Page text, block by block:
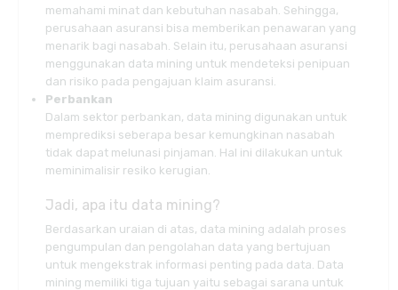
memahami minat dan kebutuhan nasabah. Sehingga,
perusahaan asuransi bisa memberikan penawaran yang
menarik bagi nasabah. Selain itu, perusahaan asuransi
menggunakan data mining untuk mendeteksi penipuan
dan risiko pada pengajuan klaim asuransi.
Perbankan
Dalam sektor perbankan, data mining digunakan untuk
memprediksi seberapa besar kemungkinan nasabah
tidak dapat melunasi pinjaman. Hal ini dilakukan untuk
meminimalisir resiko kerugian.
Jadi, apa itu data mining?
Berdasarkan uraian di atas, data mining adalah proses
pengumpulan dan pengolahan data yang bertujuan
untuk mengekstrak informasi penting pada data. Data
mining memiliki tiga tujuan yaitu sebagai sarana untuk